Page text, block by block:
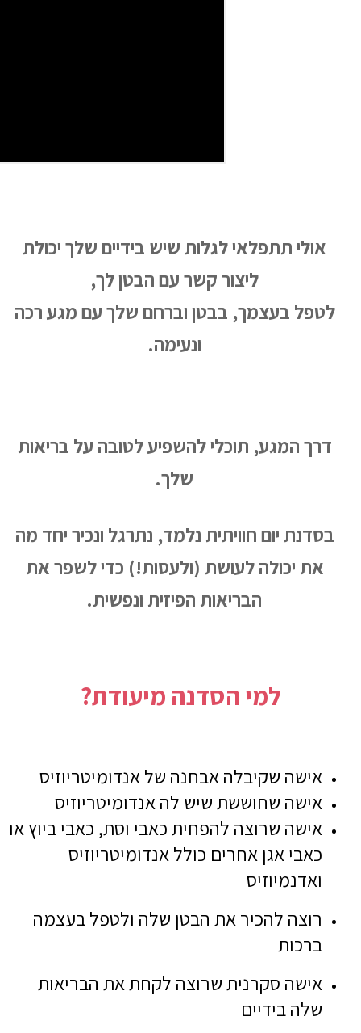
אולי תתפלאי לגלות שיש בידיים שלך יכולת
ליצור קשר עם הבטן לך,
לטפל בעצמך, בבטן וברחם שלך עם מגע רכה
ונעימה.
דרך המגע, תוכלי להשפיע לטובה על בריאות
שלך.
בסדנת יום חוויתית נלמד, נתרגל ונכיר יחד מה
את יכולה לעושת (ולעסות!) כדי לשפר את
הבריאות הפיזית ונפשית.
למי הסדנה מיעודת?
אישה שקיבלה אבחנה של אנדומיטריוזיס
אישה שחוששת שיש לה אנדומיטריוזיס
אישה שרוצה להפחית כאבי וסת, כאבי ביוץ או
כאבי אגן אחרים כולל אנדומיטריוזיס
ואדנמיוזיס
רוצה להכיר את הבטן שלה ולטפל בעצמה
ברכות
אישה סקרנית שרוצה לקחת את הבריאות
שלה בידיים